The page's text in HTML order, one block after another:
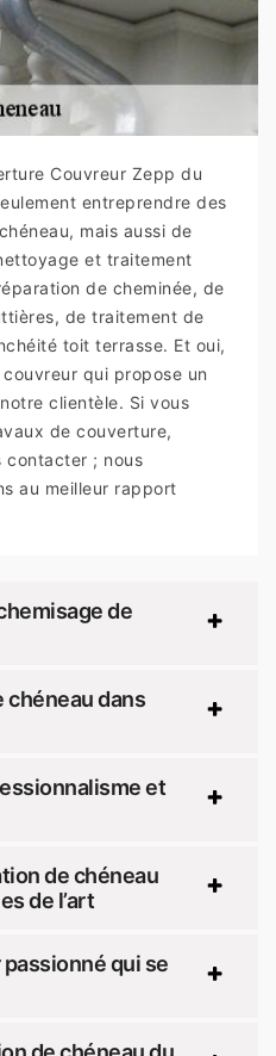
Couvreur Zepp du
entreprendre des
mais aussi de
et traitement
de cheminée, de
de traitement de
toit terrasse. Et oui,
qui propose un
clientèle. Si vous
de couverture,
contacter ; nous
au meilleur rapport
de
chéneau dans
et
de chéneau
de l’art
qui se